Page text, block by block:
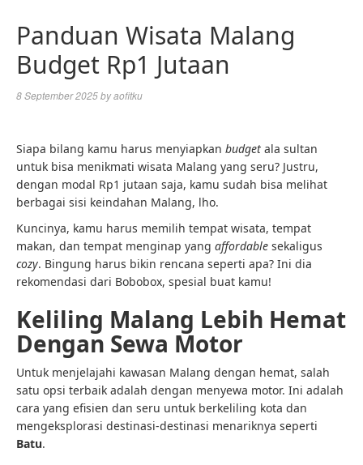
Panduan Wisata Malang
Budget Rp1 Jutaan
8 September 2025byaofitku
Siapa bilang kamu harus menyiapkan budget ala sultan
untuk bisa menikmati wisata Malang yang seru? Justru,
dengan modal Rp1 jutaan saja, kamu sudah bisa melihat
berbagai sisi keindahan Malang, lho.
Kuncinya, kamu harus memilih tempat wisata, tempat
makan, dan tempat menginap yang affordable sekaligus
cozy. Bingung harus bikin rencana seperti apa? Ini dia
rekomendasi dari Bobobox, spesial buat kamu!
Keliling Malang Lebih Hemat
Dengan Sewa Motor
Untuk menjelajahi kawasan Malang dengan hemat, salah
satu opsi terbaik adalah dengan menyewa motor. Ini adalah
cara yang efisien dan seru untuk berkeliling kota dan
mengeksplorasi destinasi-destinasi menariknya seperti
Batu.